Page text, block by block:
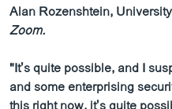
Alan Rozenshtein,
Zoom.
"It’s quite possible, and I
and some enterprising